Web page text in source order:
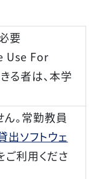
要
Use For
る者は、本学
。常勤教員
出ソフトウェ
利用くださ